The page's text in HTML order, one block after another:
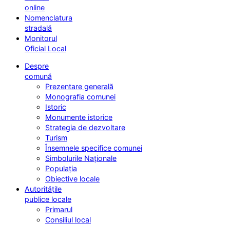
online
Nomenclatura
stradală
Monitorul
Oficial Local
Despre
comună
Prezentare generală
Monografia comunei
Istoric
Monumente istorice
Strategia de dezvoltare
Turism
Însemnele specifice comunei
Simbolurile Naționale
Populația
Obiective locale
Autoritățile
publice locale
Primarul
Consiliul local